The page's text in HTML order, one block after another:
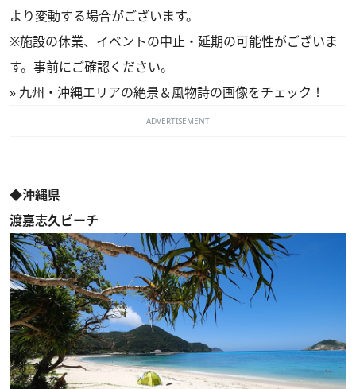
より変動する場合がございます。
※施設の休業、イベントの中止・延期の可能性がございま
す。事前にご確認ください。
» 九州・沖縄エリアの絶景＆風物詩の画像をチェック！
ADVERTISEMENT
◆沖縄県
渡嘉志久ビーチ